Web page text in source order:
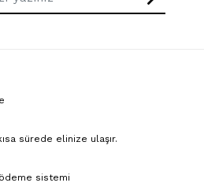
sürede elinize ulaşır.
sistemi